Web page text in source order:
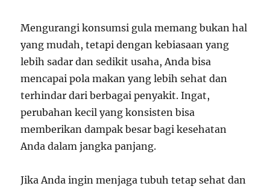
Mengurangi konsumsi gula memang bukan hal
yang mudah, tetapi dengan kebiasaan yang
lebih sadar dan sedikit usaha, Anda bisa
mencapai pola makan yang lebih sehat dan
terhindar dari berbagai penyakit. Ingat,
perubahan kecil yang konsisten bisa
memberikan dampak besar bagi kesehatan
Anda dalam jangka panjang.
Jika Anda ingin menjaga tubuh tetap sehat dan